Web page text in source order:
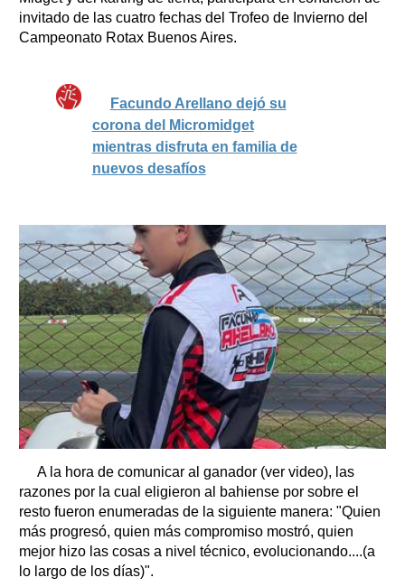
invitado de las cuatro fechas del Trofeo de Invierno del
Campeonato Rotax Buenos Aires.
Facundo Arellano dejó su
corona del Micromidget
mientras disfruta en familia de
nuevos desafíos
A la hora de comunicar al ganador (ver video), las
razones por la cual eligieron al bahiense por sobre el
resto fueron enumeradas de la siguiente manera: "Quien
más progresó, quien más compromiso mostró, quien
mejor hizo las cosas a nivel técnico, evolucionando....(a
lo largo de los días)".